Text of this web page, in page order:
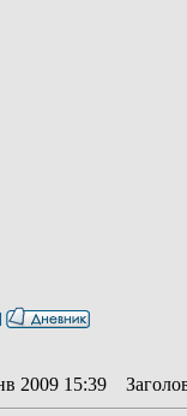
2009 15:39